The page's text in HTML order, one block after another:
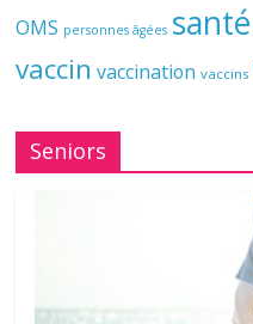
OMS personnes âgées santé
vaccin vaccination vaccins
Seniors